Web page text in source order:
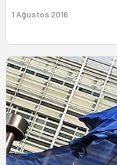
1 Ağustos 2016